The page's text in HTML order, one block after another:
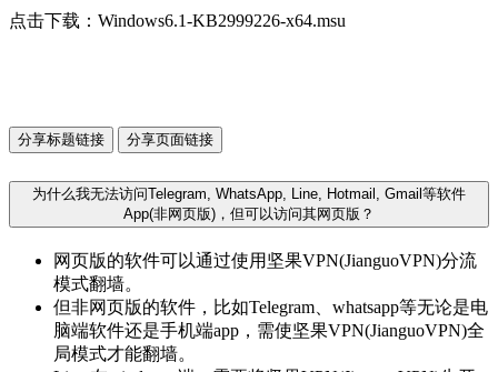
点击下载：Windows6.1-KB2999226-x64.msu
分享标题链接 分享页面链接
为什么我无法访问Telegram, WhatsApp, Line, Hotmail, Gmail等软件
App(非网页版)，但可以访问其网页版？
网页版的软件可以通过使用坚果VPN(JianguoVPN)分流
模式翻墙。
但非网页版的软件，比如Telegram、whatsapp等无论是电
脑端软件还是手机端app，需使坚果VPN(JianguoVPN)全
局模式才能翻墙。